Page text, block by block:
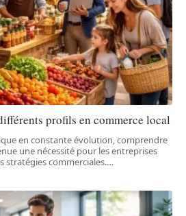
profils en commerce local
en constante évolution, comprendre
une nécessité pour les entreprises
stratégies commerciales.…